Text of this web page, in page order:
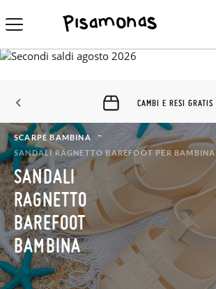
CAMBI E RESI GRATIS
SCARPE BAMBINA
SANDALI RAGNETTO BAREFOOT PER BAMBINA
SANDALI
RAGNETTO
BAREFOOT
BAMBINA